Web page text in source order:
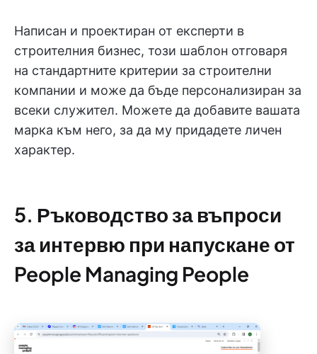
Написан и проектиран от експерти в
строителния бизнес, този шаблон отговаря
на стандартните критерии за строителни
компании и може да бъде персонализиран за
всеки служител. Можете да добавите вашата
марка към него, за да му придадете личен
характер.
5. Ръководство за въпроси
за интервю при напускане от
People Managing People